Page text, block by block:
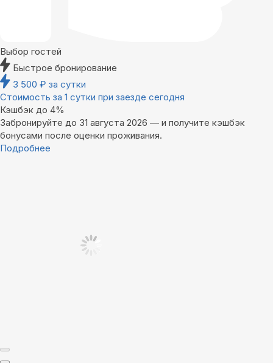
Выбор гостей
Быстрое бронирование
3 500 ₽ за сутки
Стоимость за 1 сутки при заезде сегодня
Кэшбэк до 4%
Забронируйте до 31 августа 2026 — и получите кэшбэк
бонусами после оценки проживания.
Подробнее